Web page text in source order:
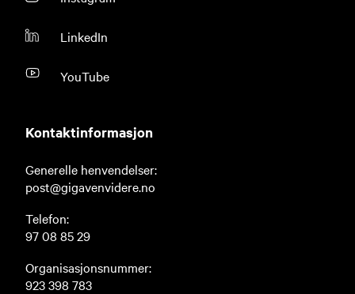
LinkedIn
YouTube
Kontaktinformasjon
Generelle henvendelser:
post@gigavenvidere.no
Telefon:
97 08 85 29
Organisasjonsnummer:
923 398 783